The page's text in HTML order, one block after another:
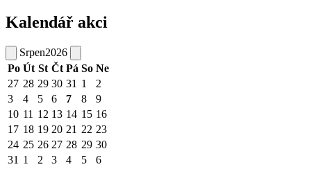
Kalendář akci
Srpen2026
Po Út St Čt Pá So Ne
27 28 29 30 31 1
2
3
4 5 6 7 8
9
10 11 12 13 14 15 16
17 18 19 20 21 22 23
24 25 26 27 28 29 30
31 1 2 3 4 5 6